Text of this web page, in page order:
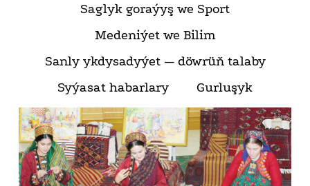
Saglyk goraýyş we Sport
Medeniýet we Bilim
Sanly ykdysadyýet — döwrüň talaby
Syýasat habarlary
Gurluşyk